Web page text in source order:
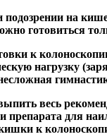
на
готовиться
к
нагрузку
весь
препарата для
к